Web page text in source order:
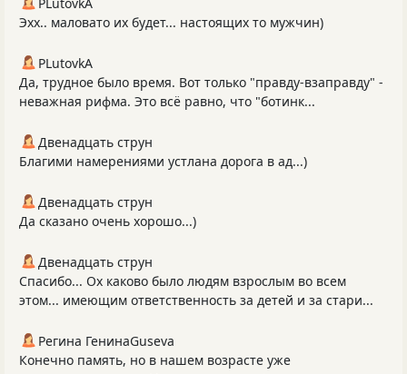
Эхх.. маловато их будет... настоящих то мужчин)
PLutоvkА
Да, трудное было время. Вот только "правду-взаправду" -
неважная рифма. Это всё равно, что "ботинк...
Двенадцать струн
Благими намерениями устлана дорога в ад...)
Двенадцать струн
Да сказано очень хорошо...)
Двенадцать струн
Спасибо... Ох каково было людям взрослым во всем
этом... имеющим ответственность за детей и за стари...
Регина ГенинаGuseva
Конечно память, но в нашем возрасте уже